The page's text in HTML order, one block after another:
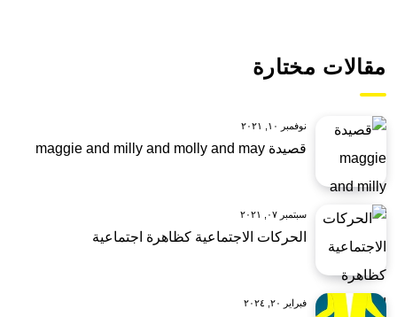
مقالات مختارة
نوفمبر ١٠, ٢٠٢١
قصيدة maggie and milly and molly and may
سبتمبر ٠٧, ٢٠٢١
الحركات الاجتماعية كظاهرة اجتماعية
فبراير ٢٠, ٢٠٢٤